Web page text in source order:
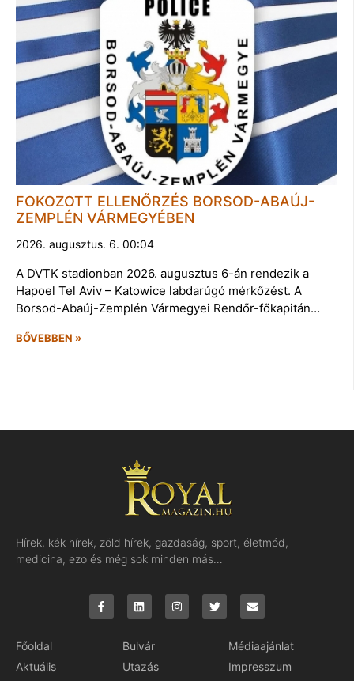
FOKOZOTT ELLENŐRZÉS BORSOD-ABAÚJ-
ZEMPLÉN VÁRMEGYÉBEN
2026. augusztus. 6. 00:04
A DVTK stadionban 2026. augusztus 6-án rendezik a
Hapoel Tel Aviv – Katowice labdarúgó mérkőzést. A
Borsod-Abaúj-Zemplén Vármegyei Rendőr-főkapitán…
BŐVEBBEN »
Hírek, kék hírek, zöld hírek, gazdaság, sport, életmód,
medicina, ezo és még sok minden más…
Főoldal
Aktuális
Bulvár
Utazás
Médiaajánlat
Impresszum